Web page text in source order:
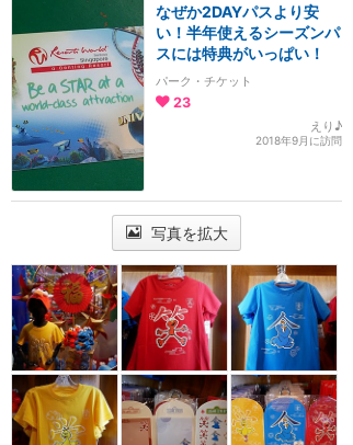
なぜか2DAYパスより安
い！半年使えるシーズンパ
スには特典がいっぱい！
パーク・チケット
23
えり♪
2018年9月に訪問
写真を拡大